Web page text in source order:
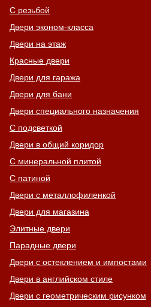
С резьбой
Двери эконом-класса
Двери на этаж
Красные двери
Двери для гаража
Двери для бани
Двери специального назначения
С подсветкой
Двери в общий коридор
С минеральной плитой
С патиной
Двери с металлофиленкой
Двери для магазина
Элитные двери
Парадные двери
Двери с остеклением и импостами
Двери в английском стиле
Двери с геометрическим рисунком